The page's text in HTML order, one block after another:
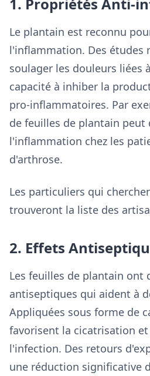
Le plantain est reconnu
l'inflammation. Des études
soulager les douleurs liées
capacité à inhiber la
pro-inflammatoires. Par
de feuilles de plantain peut
l'inflammation chez les
d'arthrose.
Les particuliers qui
trouveront la liste des
2. Effets
Les feuilles de plantain ont
antiseptiques qui aident à
Appliquées sous forme de
favorisent la cicatrisation
l'infection. Des retours
une réduction significative